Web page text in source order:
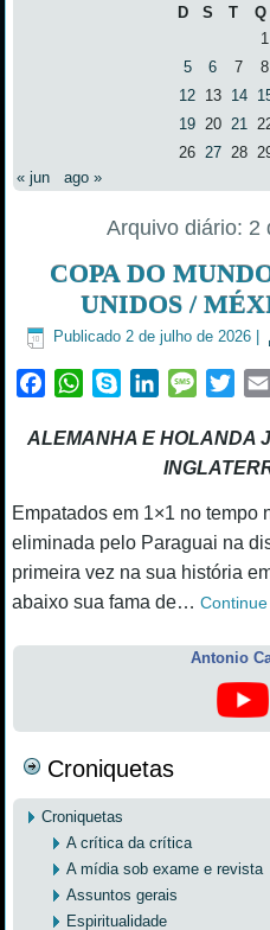
D
S T Q
1
5
6 7 8
12 13 14
19 20 21
26 27 28
« jun
ago »
Arquivo diário: 2
COPA DO
UNIDOS /
Publicado 2 de julho de 2026
FacebookWhatsApp
Skype LinkedInMessage
ALEMANHA E HOLANDA
Empatados em 1×1 no tempo
eliminada pelo Paraguai na
primeira vez na sua história
abaixo sua fama de…
Antonio
Croniquetas
Croniquetas
A crítica da crítica
A mídia sob exame e revista
Assuntos gerais
Espiritualidade